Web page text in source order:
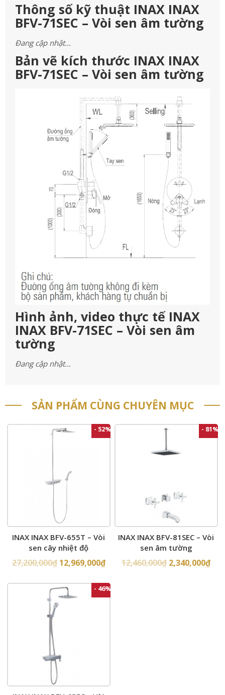
Thông số kỹ thuật INAX INAX
BFV-71SEC – Vòi sen âm tường
Đang cập nhật…
Bản vẽ kích thước INAX INAX
BFV-71SEC – Vòi sen âm tường
Hình ảnh, video thực tế INAX
INAX BFV-71SEC – Vòi sen âm
tường
Đang cập nhật…
SẢN PHẨM CÙNG CHUYÊN MỤC
- 52%
INAX INAX BFV-655T – Vòi
sen cây nhiệt độ
27,200,000₫ 12,969,000₫
- 81%
INAX INAX BFV-81SEC – Vòi
sen âm tường
12,460,000₫ 2,340,000₫
- 46%